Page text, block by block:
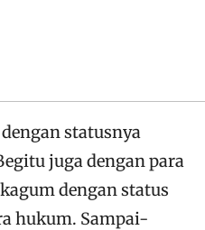
statusnya
juga dengan para
dengan status
hukum. Sampai-